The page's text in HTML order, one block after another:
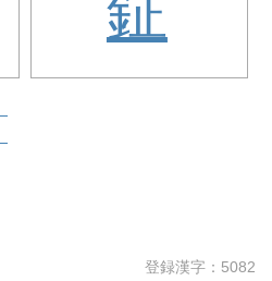
登録漢字：5082